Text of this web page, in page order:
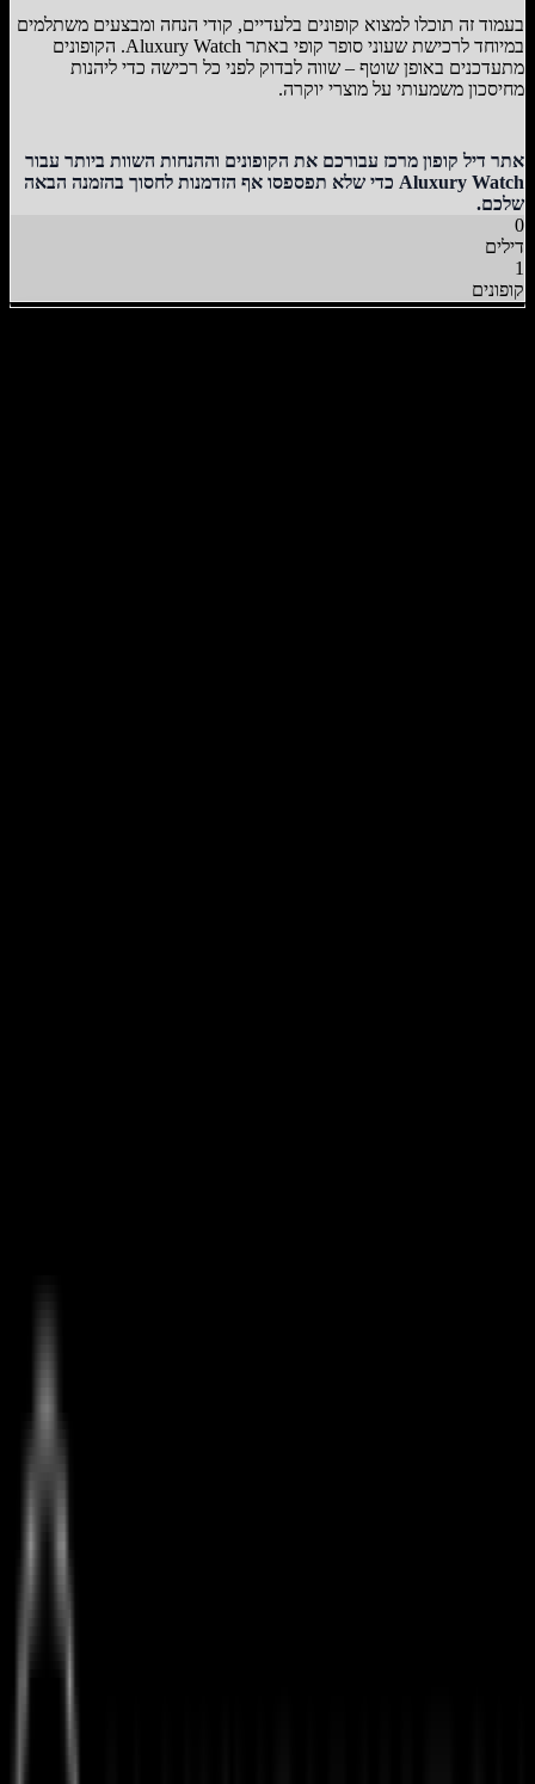
בעמוד זה תוכלו למצוא קופונים בלעדיים, קודי הנחה ומבצעים משתלמים
במיוחד לרכישת שעוני סופר קופי באתר Aluxury Watch. הקופונים
מתעדכנים באופן שוטף – שווה לבדוק לפני כל רכישה כדי ליהנות
מחיסכון משמעותי על מוצרי יוקרה.
אתר דיל קופון מרכז עבורכם את הקופונים וההנחות השוות ביותר עבור
Aluxury Watch כדי שלא תפספסו אף הזדמנות לחסוך בהזמנה הבאה
שלכם.
0
דילים
1
קופונים